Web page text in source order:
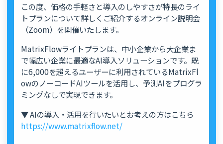
この度、価格の手軽さと導入のしやすさが特長のライ
トプランについて詳しくご紹介するオンライン説明会
（Zoom）を開催いたします。
MatrixFlowライトプランは、中小企業から大企業ま
で幅広い企業に最適なAI導入ソリューションです。既
に6,000を超えるユーザーに利用されているMatrixFl
owのノーコードAIツールを活用し、予測AIをプログラ
ミングなしで実現できます。
▼ AIの導入・活用を行いたいとお考えの方はこちら
https://www.matrixflow.net/